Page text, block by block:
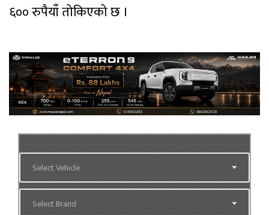
६०० रुपैयाँ तोकिएको छ ।
Select Vehicle
Select Brand